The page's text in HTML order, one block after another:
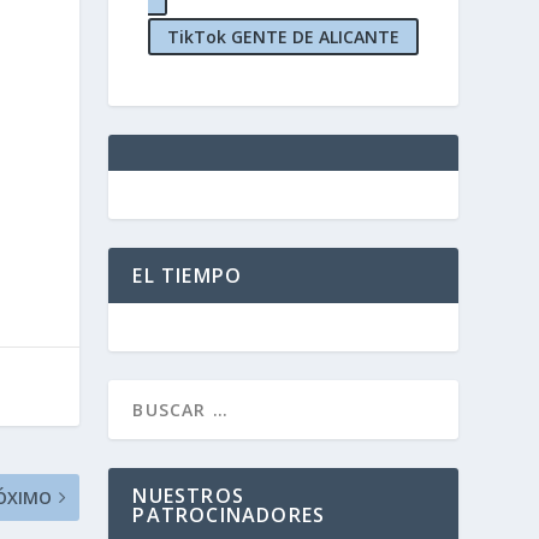
TikTok GENTE DE ALICANTE
EL TIEMPO
NUESTROS
PATROCINADORES